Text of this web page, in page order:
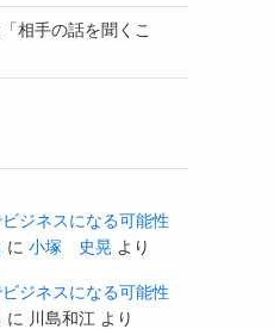
相手の話を聞くこ
ジネスになる可能性
に 小塚 史晃 より
ジネスになる可能性
に 川島和江 より